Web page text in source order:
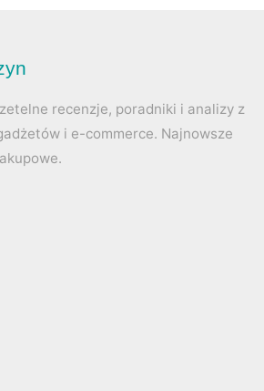
recenzje, poradniki i analizy z
i e-commerce. Najnowsze